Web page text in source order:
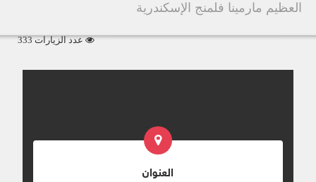
العظيم مارمينا فلمنج الإسكندرية
عدد الزيارات 333
العنوان